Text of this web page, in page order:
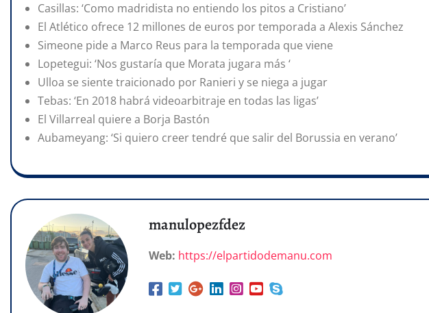
Casillas: ‘Como madridista no entiendo los pitos a Cristiano’
El Atlético ofrece 12 millones de euros por temporada a Alexis Sánchez
Simeone pide a Marco Reus para la temporada que viene
Lopetegui: ‘Nos gustaría que Morata jugara más ‘
Ulloa se siente traicionado por Ranieri y se niega a jugar
Tebas: ‘En 2018 habrá videoarbitraje en todas las ligas’
El Villarreal quiere a Borja Bastón
Aubameyang: ‘Si quiero creer tendré que salir del Borussia en verano’
manulopezfdez
Web: https://elpartidodemanu.com